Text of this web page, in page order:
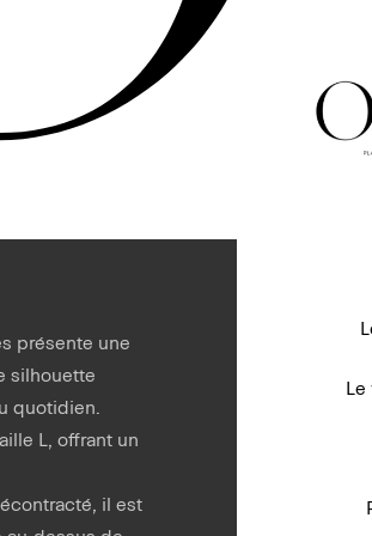
Le
présente une
silhouette
quotidien.
L, offrant un
il est